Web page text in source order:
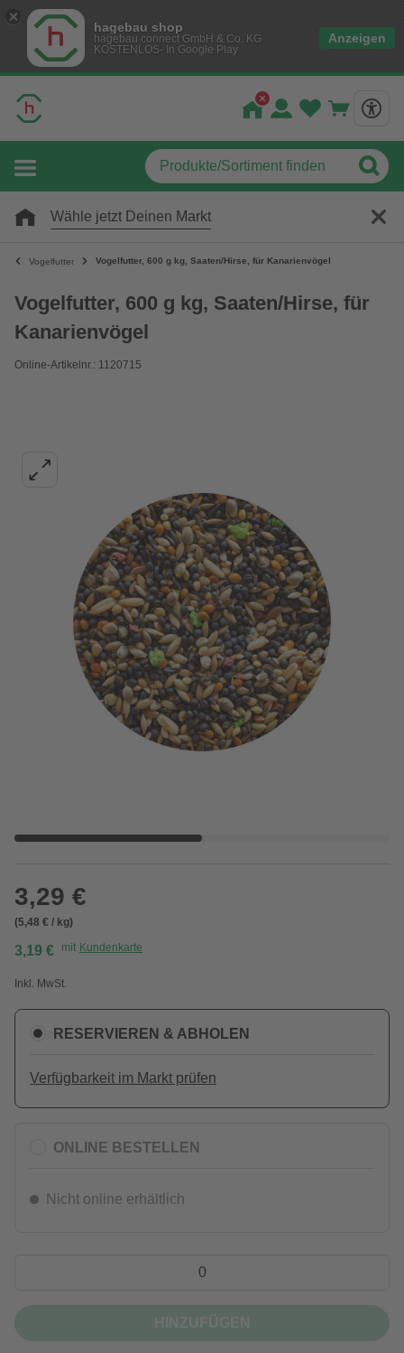
hagebau shop
hagebau connect GmbH & Co. KG
KOSTENLOS- In Google Play
Anzeigen
Wähle jetzt Deinen Markt
Vogelfutter Vogelfutter, 600 g kg, Saaten/Hirse, für Kanarienvögel
Vogelfutter, 600 g kg, Saaten/Hirse, für
Kanarienvögel
Online-Artikelnr.: 1120715
3,29 €
(5,48 € / kg)
3,19 € mit Kundenkarte
Inkl. MwSt.
RESERVIEREN & ABHOLEN
Verfügbarkeit im Markt prüfen
ONLINE BESTELLEN
Nicht online erhältlich